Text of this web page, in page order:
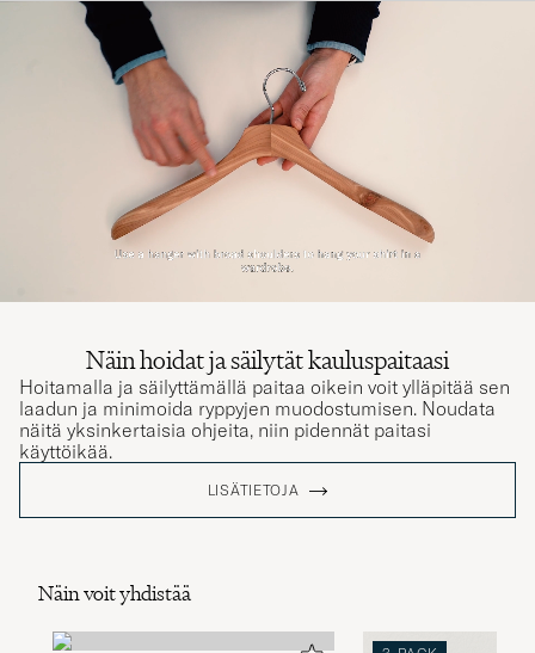
Näin hoidat ja säilytät kauluspaitaasi
Hoitamalla ja säilyttämällä paitaa oikein voit ylläpitää sen
laadun ja minimoida ryppyjen muodostumisen. Noudata
näitä yksinkertaisia ohjeita, niin pidennät paitasi
käyttöikää.
LISÄTIETOJA
Näin voit yhdistää